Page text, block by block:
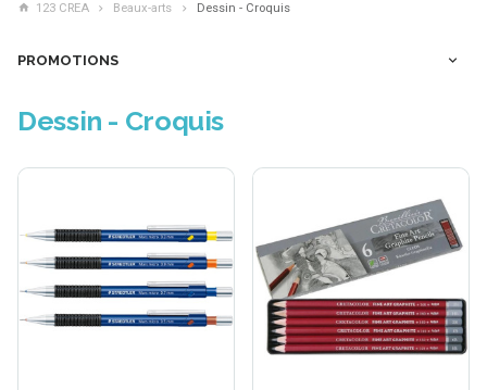
123 CREA Beaux-arts Dessin - Croquis
PROMOTIONS
Dessin - Croquis